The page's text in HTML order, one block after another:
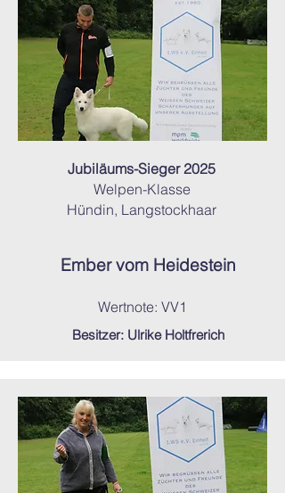
Jubiläums-Sieger 2025
Welpen-Klasse
Hündin, Langstockhaar
Ember vom Heidestein
Wertnote: VV1
Besitzer: Ulrike Holtfrerich